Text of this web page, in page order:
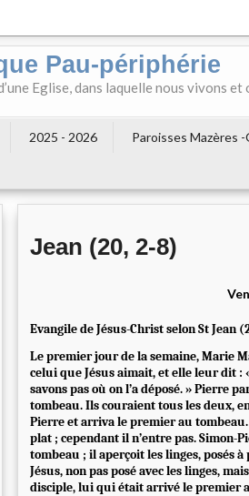
Pau-périphérie
Eglise, dans laquelle nous vivons
2025 - 2026 Paroisses Mazères
Jean (20, 2-8)
Evangile de Jésus-Christ selon St Jean
Le premier jour de la semaine, Marie
celui que Jésus aimait, et elle leur dit :
savons pas où on l’a déposé. » Pierre
tombeau. Ils couraient tous les deux,
Pierre et arriva le premier au tombeau.
plat ; cependant il n’entre pas.
tombeau ; il aperçoit les linges, posés
Jésus, non pas posé avec les linges,
disciple, lui qui était arrivé le premier